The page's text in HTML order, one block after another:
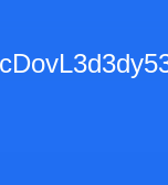
al carrito